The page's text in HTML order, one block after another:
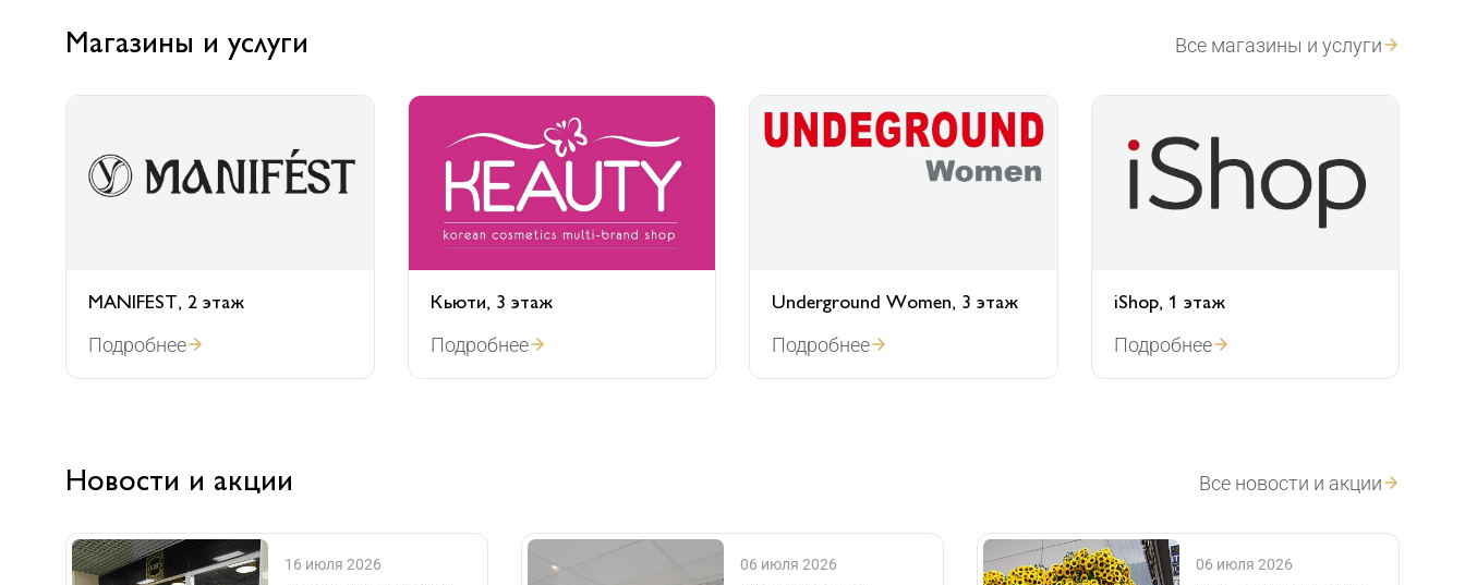
Магазины и услуги Все магазины и услуги
MANIFEST, 2 этаж
Подробнее
Кьюти, 3 этаж
Подробнее
Underground Women, 3 этаж
Подробнее
iShop, 1 этаж
Подробнее
Новости и акции Все новости и акции
16 июля 2026
06 июля 2026
06 июля 2026